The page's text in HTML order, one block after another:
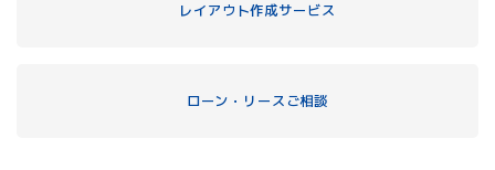
レイアウト作成サービス
ローン・リースご相談